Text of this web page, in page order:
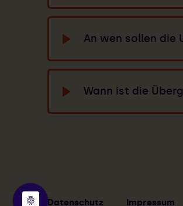
An wen sollen die
Wann ist die
Datenschutz Impressum